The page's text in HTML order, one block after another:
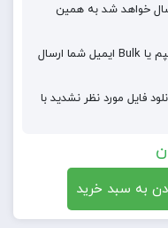
خواهد شد به همین
ممکن است ایمیل ارسالی به پوشه اسپم یا Bulk ایمیل شما ارسال
فایل مورد نظر نشدید با
به سبد خرید